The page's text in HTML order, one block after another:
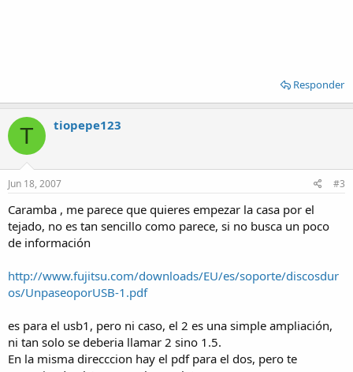
Responder
T tiopepe123
Jun 18, 2007 #3
Caramba , me parece que quieres empezar la casa por el
tejado, no es tan sencillo como parece, si no busca un poco
de información
http://www.fujitsu.com/downloads/EU/es/soporte/discosdur
os/UnpaseoporUSB-1.pdf
es para el usb1, pero ni caso, el 2 es una simple ampliación,
ni tan solo se deberia llamar 2 sino 1.5.
En la misma direcccion hay el pdf para el dos, pero te